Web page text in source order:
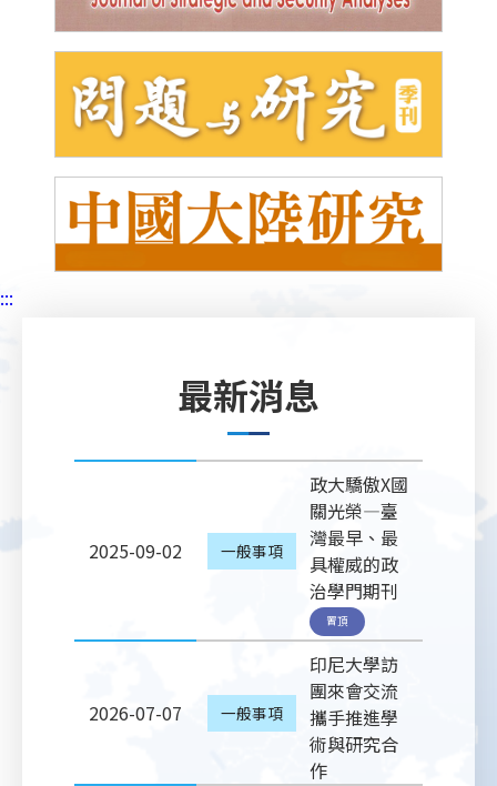
:::
最新消息
2025-09-02 一般事項
政大驕傲X國
關光榮—臺
灣最早、最
具權威的政
治學門期刊
置頂
2026-07-07 一般事項
印尼大學訪
團來會交流
攜手推進學
術與研究合
作